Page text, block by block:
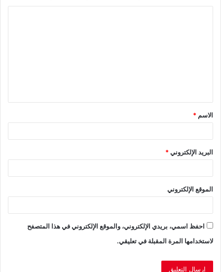
ق
*
الاسم *
البريد الإلكتروني*
الموقع الإلكتروني
احفظ اسمي، بريدي الإلكتروني، والموقع الإلكتروني في هذا المتصفح
لاستخدامها المرة المقبلة في تعليقي.